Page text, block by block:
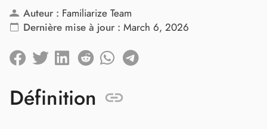
Auteur : Familiarize Team
Dernière mise à jour : March 6, 2026
Définition